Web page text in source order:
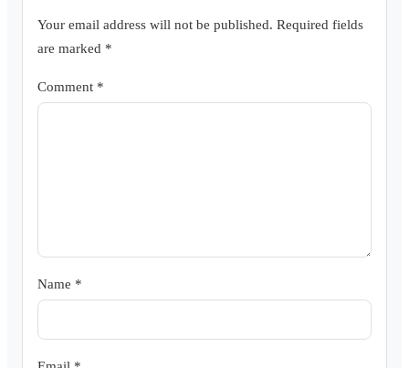
Your email address will not be published. Required fields
are marked *
Comment *
Name *